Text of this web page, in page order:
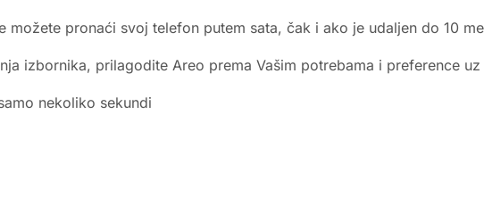
možete pronaći svoj telefon putem sata, čak i ako je udaljen do 10
izbornika, prilagodite Areo prema Vašim potrebama i preference
nekoliko sekundi